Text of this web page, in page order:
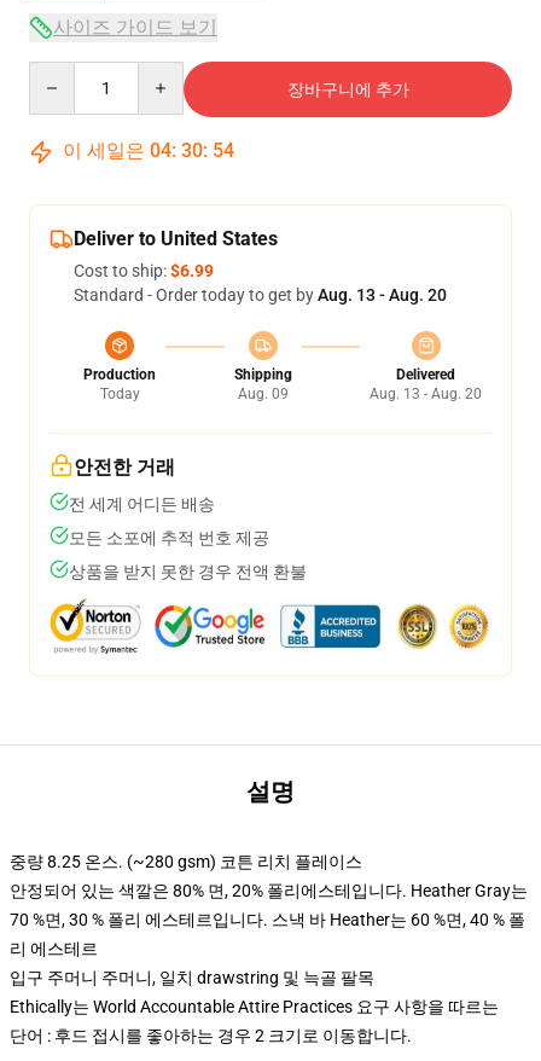
사이즈 가이드 보기
장바구니에 추가
이 세일은 04: 30: 54
Deliver to United States
Cost to ship:$6.99
Standard - Order today to get byAug. 13 - Aug. 20
Production
Today
Shipping
Aug. 09
Delivered
Aug. 13 - Aug. 20
안전한 거래
전 세계 어디든 배송
모든 소포에 추적 번호 제공
상품을 받지 못한 경우 전액 환불
설명
중량 8.25 온스. (~280 gsm) 코튼 리치 플레이스
안정되어 있는 색깔은 80% 면, 20% 폴리에스테입니다. Heather Gray는
70 %면, 30 % 폴리 에스테르입니다. 스낵 바 Heather는 60 %면, 40 % 폴
리 에스테르
입구 주머니 주머니, 일치 drawstring 및 늑골 팔목
Ethically는 World Accountable Attire Practices 요구 사항을 따르는
단어 : 후드 접시를 좋아하는 경우 2 크기로 이동합니다.